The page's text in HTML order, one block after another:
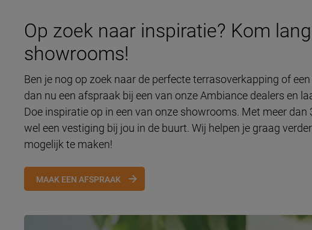
Op zoek naar inspiratie? Kom
showrooms!
Ben je nog op zoek naar de perfecte terrasoverkapping of
dan nu een afspraak bij een van onze Ambiance dealers en
Doe inspiratie op in een van onze showrooms. Met meer
wel een vestiging bij jou in de buurt. Wij helpen je graag
mogelijk te maken!
MAAK EEN AFSPRAAK